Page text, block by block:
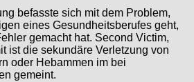
befasste sich mit dem Problem,
eines Gesundheitsberufes geht,
gemacht hat. Second Victim,
ist die sekundäre Verletzung von
oder Hebammen im bei
gemeint.